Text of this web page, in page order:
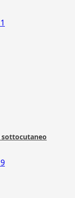
sottocutaneo
9